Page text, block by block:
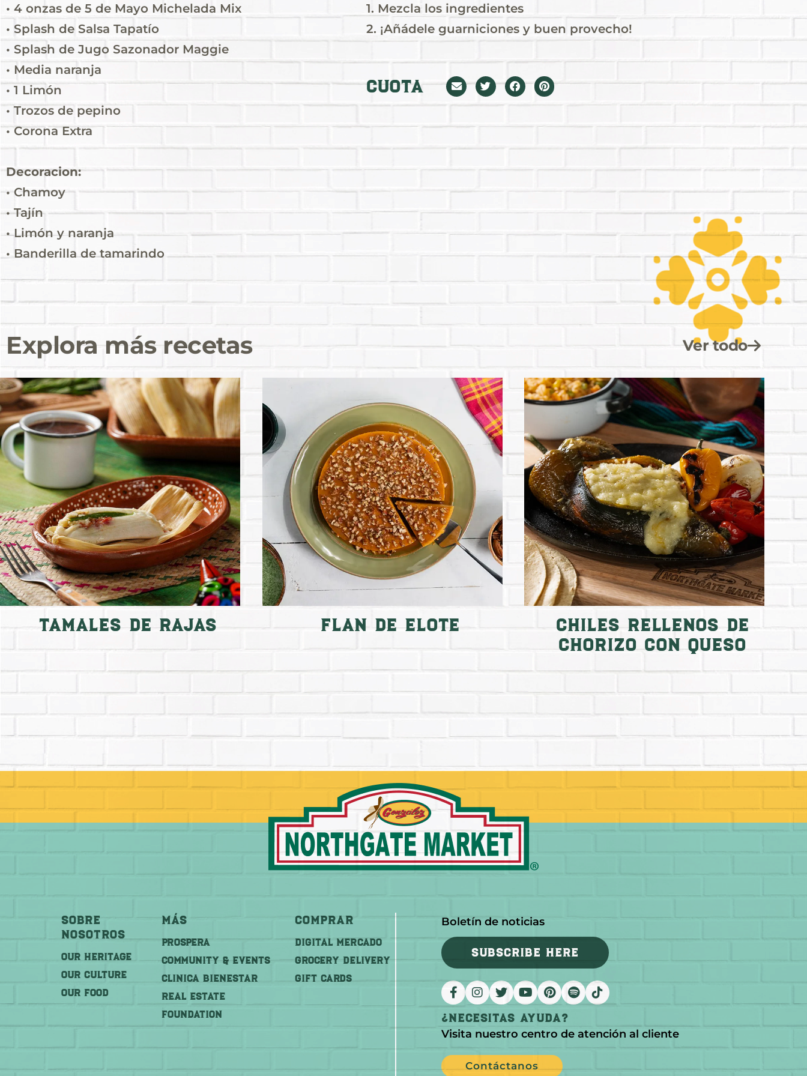
• 4 onzas de 5 de Mayo Michelada Mix
• Splash de Salsa Tapatío
• Splash de Jugo Sazonador Maggie
• Media naranja
• 1 Limón
• Trozos de pepino
• Corona Extra
Decoracion:
• Chamoy
• Tajín
• Limón y naranja
• Banderilla de tamarindo
1. Mezcla los ingredientes
2. ¡Añádele guarniciones y buen provecho!
Cuota
Explora más recetas Ver todo
Tamales de Rajas Flan de elote
Chiles rellenos de
chorizo con queso
Sobre
Nosotros
OUR HERITAGE
OUR CULTURE
OUR FOOD
Más
PROSPERA
COMMUNITY & EVENTS
CLINICA BIENESTAR
REAL ESTATE
FOUNDATION
Comprar
DIGITAL MERCADO
Grocery Delivery
GIFT CARDS
Boletín de noticias
SUBSCRIBE HERE
¿Necesitas Ayuda?
Visita nuestro centro de atención al cliente
Contáctanos